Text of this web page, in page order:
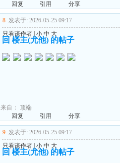
回复
引用 分享
8 发表于: 2026-05-25 09:17
只看该作者 小 中 大
回 楼主(尤他) 的帖子
来自： 顶端
回复
引用 分享
9 发表于: 2026-05-25 09:17
只看该作者 小 中 大
回 楼主(尤他) 的帖子